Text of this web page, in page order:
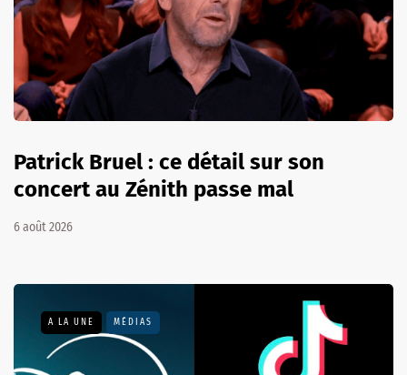
Patrick Bruel : ce détail sur son
concert au Zénith passe mal
6 août 2026
A LA UNE MÉDIAS